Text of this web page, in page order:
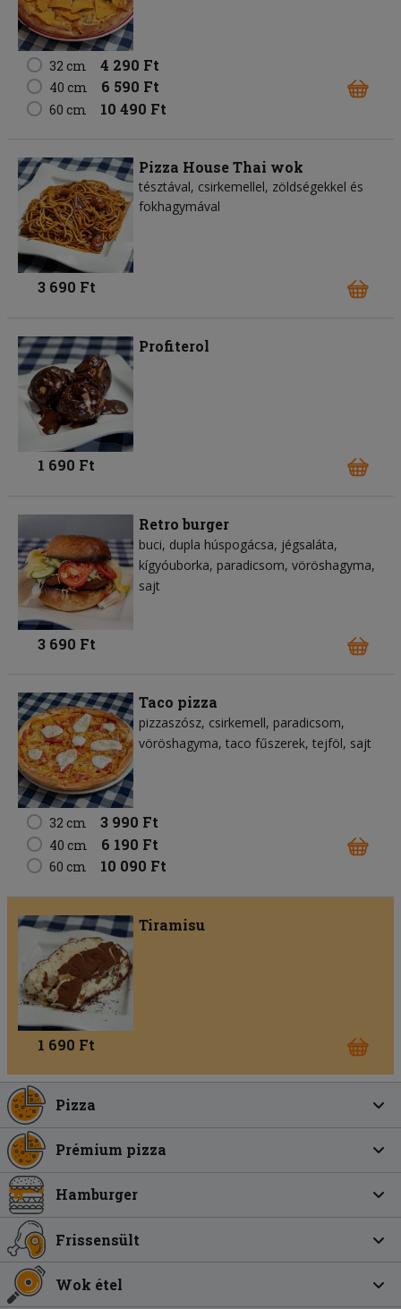
32 cm 4 290 Ft
40 cm 6 590 Ft
60 cm 10 490 Ft
Pizza House Thai wok
tésztával, csirkemellel, zöldségekkel és
fokhagymával
3 690 Ft
Profiterol
1 690 Ft
Retro burger
buci dupla húspogácsa jégsaláta
kígyóuborka paradicsom vöröshagyma
sajt
3 690 Ft
Taco pizza
pizzaszósz csirkemell paradicsom
vöröshagyma taco fűszerek tejföl sajt
32 cm 3 990 Ft
40 cm 6 190 Ft
60 cm 10 090 Ft
Tiramisu
1 690 Ft
Pizza
Prémium pizza
Hamburger
Frissensült
Wok étel